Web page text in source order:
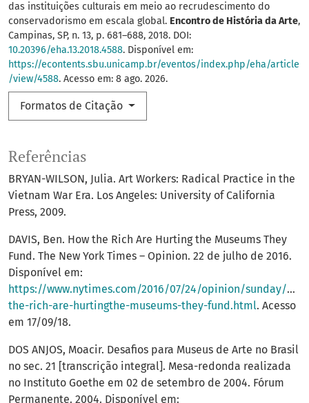
das instituições culturais em meio ao recrudescimento do
conservadorismo em escala global. Encontro de História da Arte,
Campinas, SP, n. 13, p. 681–688, 2018. DOI:
10.20396/eha.13.2018.4588. Disponível em:
https://econtents.sbu.unicamp.br/eventos/index.php/eha/article
/view/4588. Acesso em: 8 ago. 2026.
Formatos de Citação
Referências
BRYAN-WILSON, Julia. Art Workers: Radical Practice in the
Vietnam War Era. Los Angeles: University of California
Press, 2009.
DAVIS, Ben. How the Rich Are Hurting the Museums They
Fund. The New York Times – Opinion. 22 de julho de 2016.
Disponível em:
https://www.nytimes.com/2016/07/24/opinion/sunday/
the-rich-are-hurtingthe-museums-they-fund.html. Acesso
em 17/09/18.
DOS ANJOS, Moacir. Desafios para Museus de Arte no Brasil
no sec. 21 [transcrição integral]. Mesa-redonda realizada
no Instituto Goethe em 02 de setembro de 2004. Fórum
Permanente. 2004. Disponível em: